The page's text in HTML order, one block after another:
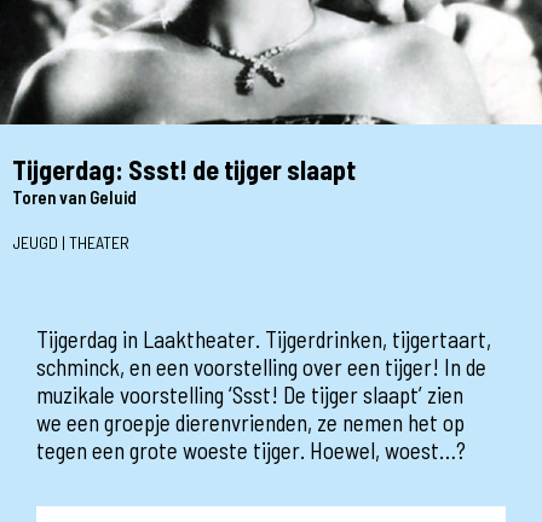
Tijgerdag: Ssst! de tijger slaapt
Toren van Geluid
JEUGD | THEATER
Tijgerdag in Laaktheater. Tijgerdrinken, tijgertaart,
schminck, en een voorstelling over een tijger! In de
muzikale voorstelling ‘Ssst! De tijger slaapt’ zien
we een groepje dierenvrienden, ze nemen het op
tegen een grote woeste tijger. Hoewel, woest…?